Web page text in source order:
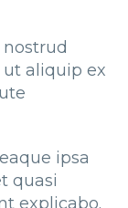
aliquip ex
ipsa
quasi
explicabo.